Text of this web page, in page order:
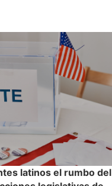
latinos el rumbo del